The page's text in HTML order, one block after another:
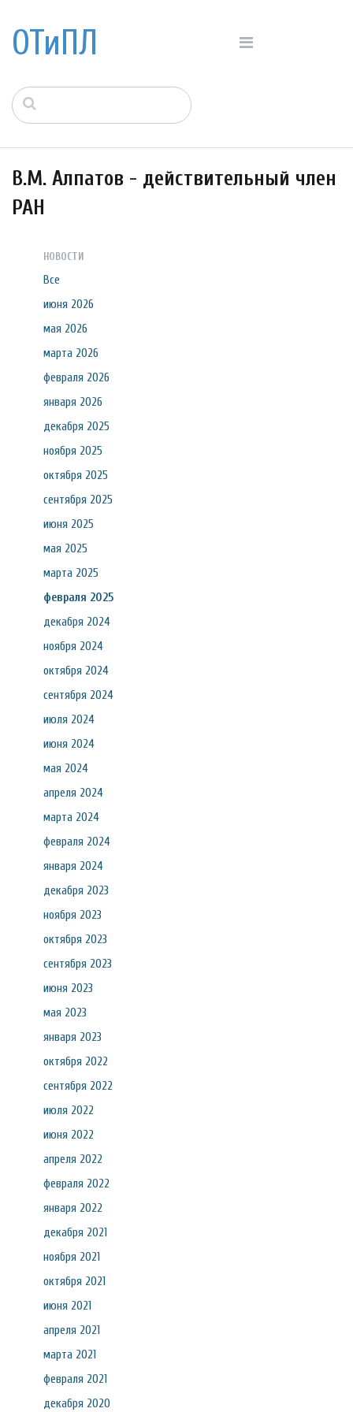
ОТиПЛ
В.М. Алпатов - действительный член
РАН
НОВОСТИ
Все
июня 2026
мая 2026
марта 2026
февраля 2026
января 2026
декабря 2025
ноября 2025
октября 2025
сентября 2025
июня 2025
мая 2025
марта 2025
февраля 2025
декабря 2024
ноября 2024
октября 2024
сентября 2024
июля 2024
июня 2024
мая 2024
апреля 2024
марта 2024
февраля 2024
января 2024
декабря 2023
ноября 2023
октября 2023
сентября 2023
июня 2023
мая 2023
января 2023
октября 2022
сентября 2022
июля 2022
июня 2022
апреля 2022
февраля 2022
января 2022
декабря 2021
ноября 2021
октября 2021
июня 2021
апреля 2021
марта 2021
февраля 2021
декабря 2020